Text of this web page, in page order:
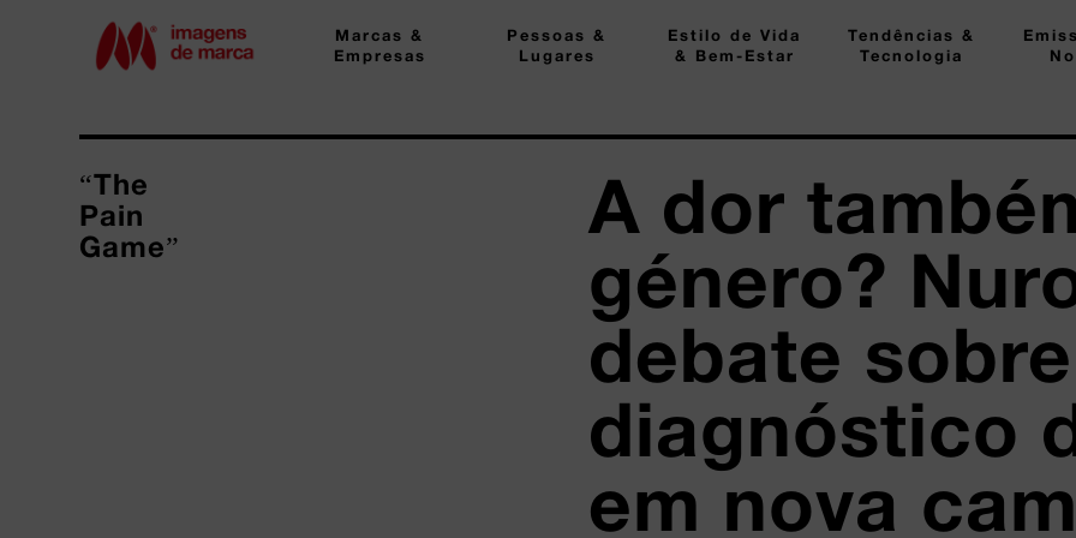
Marcas &
Empresas
Pessoas &
Lugares
Estilo de Vida
& Bem-Estar
Tendências &
Tecnologia
“The
Pain
Game”
A dor
género?
debate sobre
diagnóstico
em nova